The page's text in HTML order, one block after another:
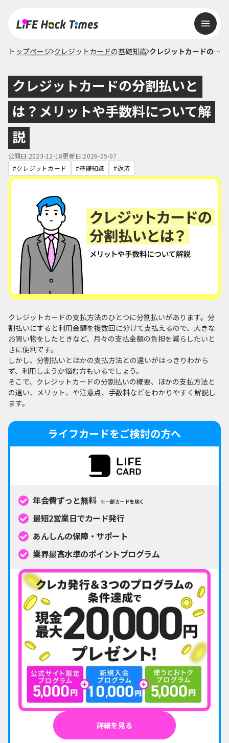
トップページ クレジットカードの基礎知識 クレジットカードの分割払いとは？メリットや手数料について解説
クレジットカードの分割払いと
は？メリットや手数料について解
説
公開日:2023-12-18更新日:2026-05-07
クレジットカード
基礎知識 返済
クレジットカードの支払方法のひとつに分割払いがあります。分
割払いにすると利用金額を複数回に分けて支払えるので、大きな
お買い物をしたときなど、月々の支払金額の負担を減らしたいと
きに便利です。
しかし、分割払いとほかの支払方法との違いがはっきりわから
ず、利用しようか悩む方もいるでしょう。
そこで、クレジットカードの分割払いの概要、ほかの支払方法と
の違い、メリット、や注意点、手数料などをわかりやすく解説し
ます。
ライフカードをご検討の方へ
年会費ずっと無料 ※一部カードを除く
最短2営業日でカード発行
あんしんの保障・サポート
業界最高水準のポイントプログラム
詳細を見る